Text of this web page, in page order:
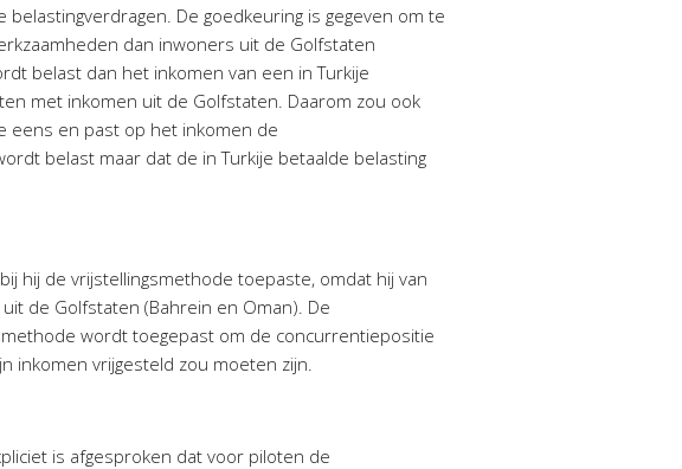
De goedkeuring is gegeven om te
dan inwoners uit de Golfstaten
belast dan het inkomen van een in Turkije
met inkomen uit de Golfstaten. Daarom zou ook
eens en past op het inkomen de
belast maar dat de in Turkije betaalde belasting
hij de vrijstellingsmethode toepaste, omdat hij van
de Golfstaten (Bahrein en Oman). De
wordt toegepast om de concurrentiepositie
inkomen vrijgesteld zou moeten zijn.
is afgesproken dat voor piloten de